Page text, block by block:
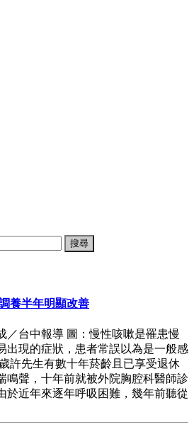
養半年明顯改善
／台中報導 圖：慢性咳嗽是罹患慢
出現的症狀，患者常誤以為是一般感
許先生有數十年菸齡且已享受退休
鳴聲，十年前就被外院胸腔科醫師診
於近年來逐年呼吸困難，幾年前聽從